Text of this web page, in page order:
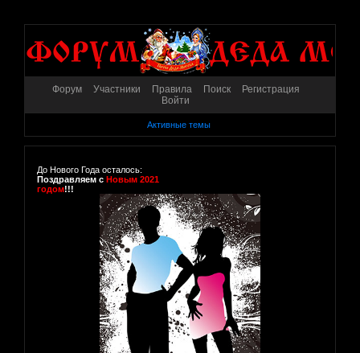
Форум Участники Правила Поиск
Регистрация
Войти
Активные темы
До Нового Года осталось:
Поздравляем с Новым 2021
годом!!!